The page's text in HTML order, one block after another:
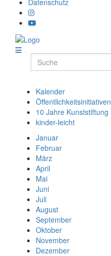
Datenschutz
Kalender
Öffentlichkeitsinitiativen
10 Jahre Kunststiftung
kinder-leicht
Januar
Februar
März
April
Mai
Juni
Juli
August
September
Oktober
November
Dezember